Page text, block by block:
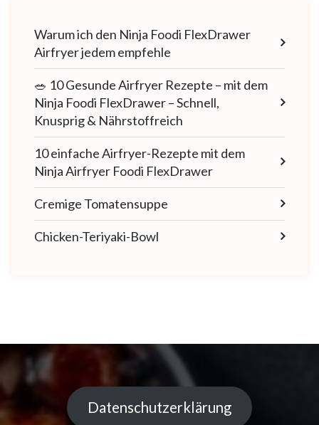
Warum ich den Ninja Foodi FlexDrawer
Airfryer jedem empfehle
🥗 10 Gesunde Airfryer Rezepte – mit dem
Ninja Foodi FlexDrawer – Schnell,
Knusprig & Nährstoffreich
10 einfache Airfryer-Rezepte mit dem
Ninja Airfryer Foodi FlexDrawer
Cremige Tomatensuppe
Chicken-Teriyaki-Bowl
Datenschutzerklärung